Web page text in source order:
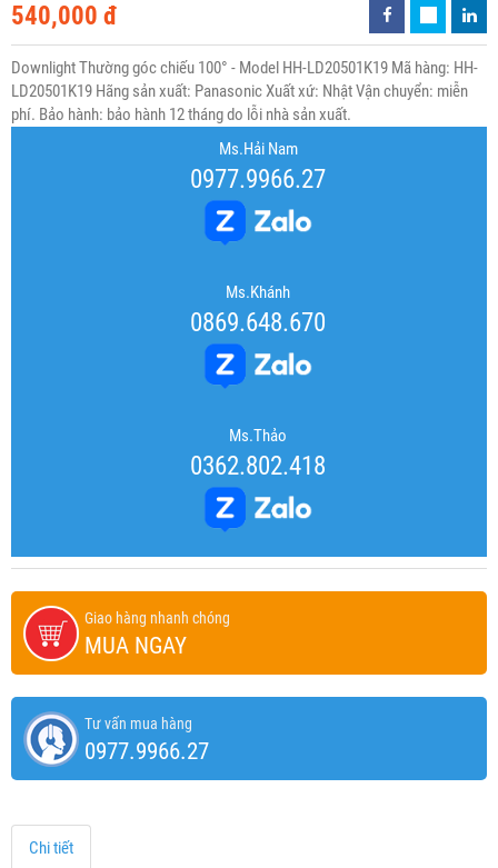
540,000 đ
Downlight Thường góc chiếu 100° - Model HH-LD20501K19 Mã hàng: HH-
LD20501K19 Hãng sản xuất: Panasonic Xuất xứ: Nhật Vận chuyển: miễn
phí. Bảo hành: bảo hành 12 tháng do lỗi nhà sản xuất.
Ms.Hải Nam
0977.9966.27
Ms.Khánh
0869.648.670
Ms.Thảo
0362.802.418
Giao hàng nhanh chóng
MUA NGAY
Tư vấn mua hàng
0977.9966.27
Chi tiết